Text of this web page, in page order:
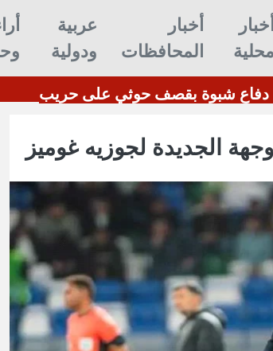
أخبار
محلية
أخبار
المحافظات
عربية
ودولية
استشهاد وإصابة 7 جنود من دفاع شبوة بقصف حوثي على حريب
الجديدة لجوزيه غوميز